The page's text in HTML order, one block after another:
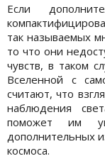
Если
так называемых
то что они
чувств, в таком
Вселенной с
считают, что
наблюдения
поможет им
дополнительных
космоса.